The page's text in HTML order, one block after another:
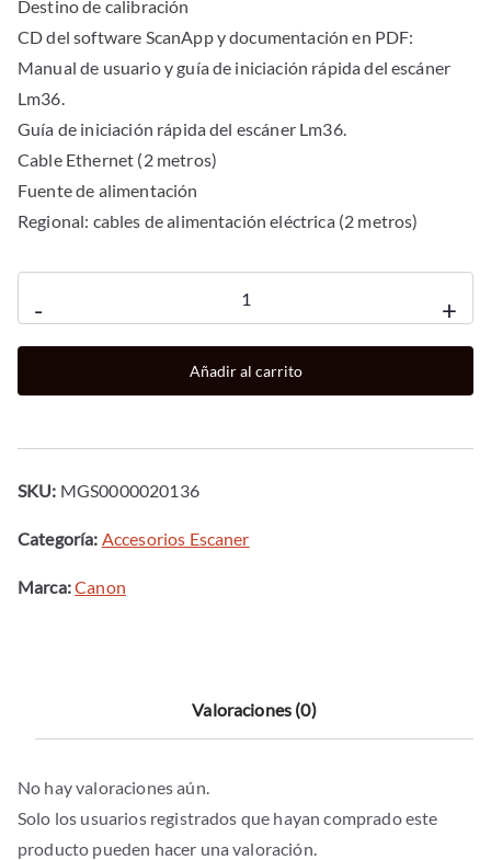
Destino de calibración
CD del software ScanApp y documentación en PDF:
Manual de usuario y guía de iniciación rápida del escáner
Lm36.
Guía de iniciación rápida del escáner Lm36.
Cable Ethernet (2 metros)
Fuente de alimentación
Regional: cables de alimentación eléctrica (2 metros)
-
lm36
compatible
cantidad
+
Añadir al carrito
SKU: MGS0000020136
Categoría: Accesorios Escaner
Marca:Canon
Valoraciones (0)
No hay valoraciones aún.
Solo los usuarios registrados que hayan comprado este
producto pueden hacer una valoración.